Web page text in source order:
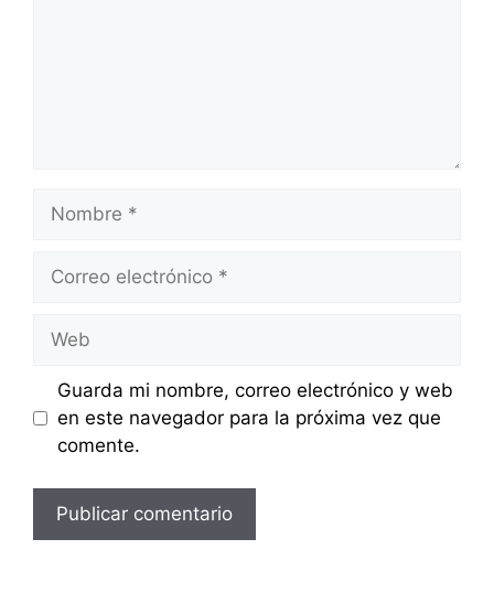
Nombre
Correo
Web
Guarda mi nombre, correo electrónico y web
en este navegador para la próxima vez que
comente.